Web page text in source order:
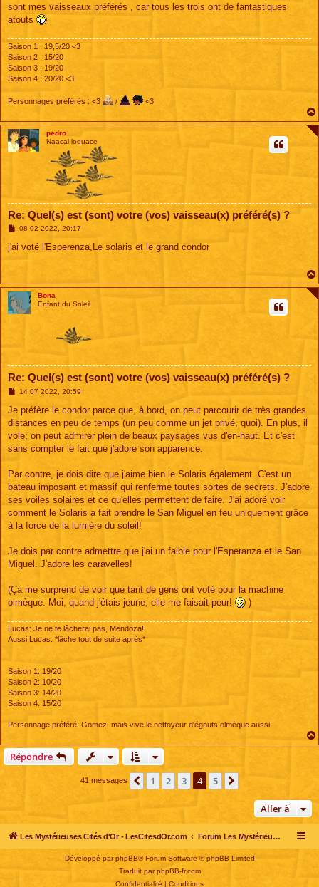
a
g
sont mes vaisseaux préférés , car tous les trois ont de fantastiques
atouts
Saison 1 : 19,5/20 <3
Saison 2 : 15/20
Saison 3 : 19/20
Saison 4 : 20/20 <3
Personnages préférés : <3 / <3
pedro
Naacal loquace
Re: Quel(s) est (sont) votre (vos) vaisseau(x) préféré(s) ?
M
s
08 02 2022, 20:17
j'ai voté l'Esperenza,Le solaris et le grand condor
Bona
Enfant du Soleil
Re: Quel(s) est (sont) votre (vos) vaisseau(x) préféré(s) ?
M
s
a
g
14 07 2022, 20:59
Je préfère le condor parce que, à bord, on peut parcourir de très grandes
distances en peu de temps (un peu comme un jet privé, quoi). En plus, il
vole; on peut admirer plein de beaux paysages vus d'en-haut. Et c'est
sans compter le fait que j'adore son apparence.
Par contre, je dois dire que j'aime bien le Solaris également. C'est un
bateau imposant et massif qui renferme toutes sortes de secrets. J'adore
ses voiles solaires et ce qu'elles permettent de faire. J'ai adoré voir
comment le Solaris a fait prendre le San Miguel en feu uniquement grâce
à la force de la lumière du soleil!
Je dois par contre admettre que j'ai un faible pour l'Esperanza et le San
Miguel. J'adore les caravelles!
(Ça me surprend de voir que tant de gens ont voté pour la machine
olmèque. Moi, quand j'étais jeune, elle me faisait peur!
)
Lucas: Je ne te lâcherai pas, Mendoza!
Aussi Lucas: *lâche tout de suite après*
Saison 1: 19/20
Saison 2: 10/20
Saison 3: 14/20
Saison 4: 15/20
Personnage préféré: Gomez, mais vive le nettoyeur d'égouts olmèque aussi
Répondre
41 messages Précédente
1 2 3 4 5
Aller à
Les Mystérieuses Cités d'Or - LesCitesdOr.com Forum Les Mystérieuses Cités d'Or
Développé parphpBB® Forum Software © phpBB Limited
Traduit parphpBB-fr.com
Confidentialité | Conditions